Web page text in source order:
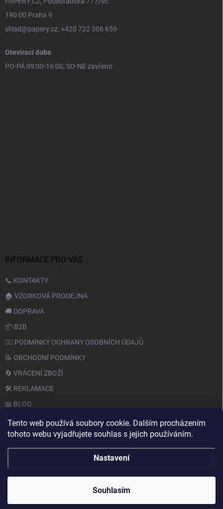
Tento web používá soubory cookie. Dalším procházením
tohoto webu vyjadřujete souhlas s jejich používáním.
Nastavení
Souhlasím
190 00 Praha 9
sklad@papery.cz, +420 722 306 659
Otevírací doba
PO-PÁ 09:00-16:00, SO-NE zavřeno
INFORMACE PRO VÁS
📞 KONTAKTY
🏠 VZORKOVÁ PRODEJNA
🚚 DOPRAVA
📦 B2B
🙆‍♂️ PODMÍNKY OCHRANY OSOBNÍCH ÚDAJŮ
📝 OBCHODNÍ PODMÍNKY
🔄 VRÁCENÍ ZBOŽÍ
🛠️ REKLAMACE
📖 BLOG
PAPERY.CZ . Všechna práva vyhrazena.